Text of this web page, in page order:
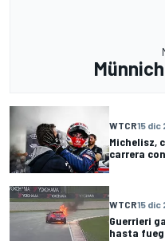
WTCR15 dic
Michelisz,
carrera
WTCR15 dic
Guerrieri
hasta